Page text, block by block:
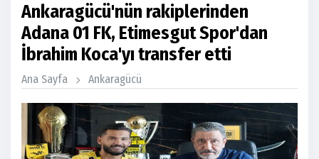
Ankaragücü'nün rakiplerinden
Adana 01 FK, Etimesgut Spor'dan
İbrahim Koca'yı transfer etti
Ana Sayfa Ankaragücü